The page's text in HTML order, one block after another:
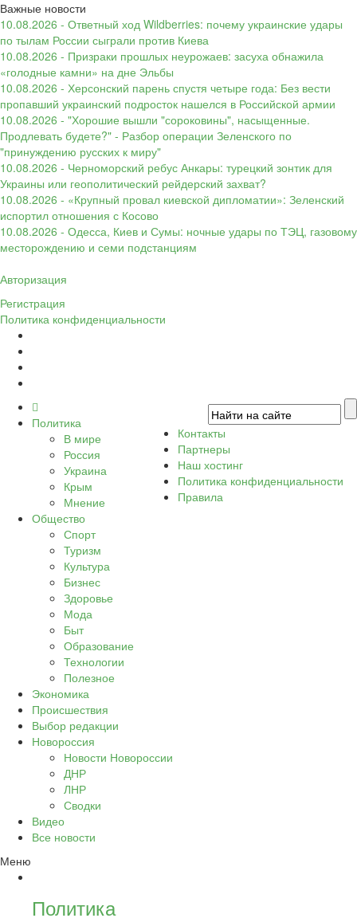
Важные новости
10.08.2026 - Ответный ход Wildberries: почему украинские удары
по тылам России сыграли против Киева
10.08.2026 - Призраки прошлых неурожаев: засуха обнажила
«голодные камни» на дне Эльбы
10.08.2026 - Херсонский парень спустя четыре года: Без вести
пропавший украинский подросток нашелся в Российской армии
10.08.2026 - "Хорошие вышли "сороковины", насыщенные.
Продлевать будете?" - Разбор операции Зеленского по
"принуждению русских к миру"
10.08.2026 - Черноморский ребус Анкары: турецкий зонтик для
Украины или геополитический рейдерский захват?
10.08.2026 - «Крупный провал киевской дипломатии»: Зеленский
испортил отношения с Косово
10.08.2026 - Одесса, Киев и Сумы: ночные удары по ТЭЦ, газовому
месторождению и семи подстанциям
Авторизация
Регистрация
Политика конфиденциальности
Политика
В мире
Россия
Украина
Крым
Мнение
Общество
Спорт
Туризм
Культура
Бизнес
Здоровье
Мода
Быт
Образование
Технологии
Полезное
Экономика
Происшествия
Выбор редакции
Новороссия
Новости Новороссии
ДНР
ЛНР
Сводки
Видео
Все новости
Меню
Политика
Контакты
Партнеры
Наш хостинг
Политика конфиденциальности
Правила